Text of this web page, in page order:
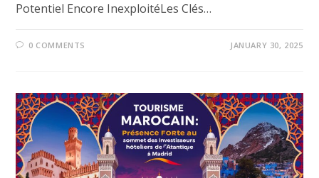
Potentiel Encore InexploitéLes Clés…
0 COMMENTS JANUARY 30, 2025